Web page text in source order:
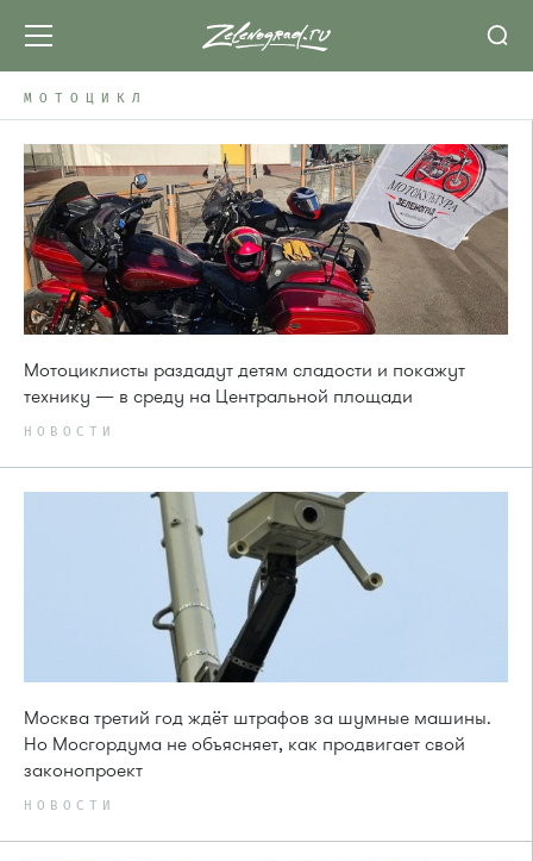
МОТОЦИКЛ
Мотоциклисты раздадут детям сладости и покажут
технику — в среду на Центральной площади
НОВОСТИ
Москва третий год ждёт штрафов за шумные машины.
Но Мосгордума не объясняет, как продвигает свой
законопроект
НОВОСТИ